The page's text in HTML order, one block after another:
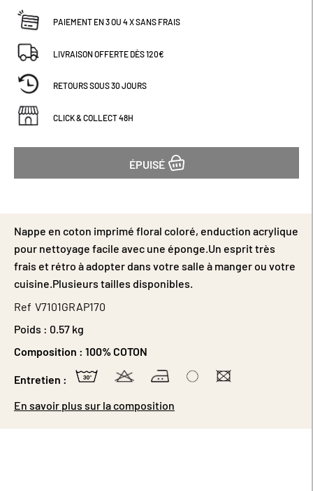
PAIEMENT EN 3 OU 4 X SANS FRAIS
LIVRAISON OFFERTE DÈS 120€
RETOURS SOUS 30 JOURS
CLICK & COLLECT 48H
ÉPUISÉ
Nappe en coton imprimé floral coloré, enduction acrylique
pour nettoyage facile avec une éponge.Un esprit très
frais et rétro à adopter dans votre salle à manger ou votre
cuisine.Plusieurs tailles disponibles.
Ref V7101GRAP170
Poids : 0.57 kg
Composition : 100% COTON
Entretien :
En savoir plus sur la composition